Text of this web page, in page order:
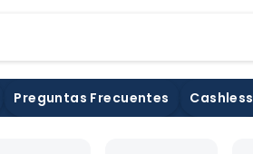
Preguntas Frecuentes Cashless